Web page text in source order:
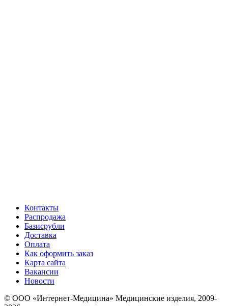
Контакты
Распродажа
Базисрубли
Доставка
Оплата
Как оформить заказ
Карта сайта
Вакансии
Новости
© ООО «Интернет-Медицина» Медицинские изделия, 2009-